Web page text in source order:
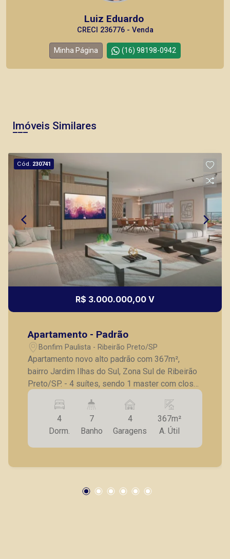
Luiz Eduardo
CRECI 236776 - Venda
Minha Página (16) 98198-0942
Imóveis Similares
Cód. 230741
R$ 3.000.000,00 V
Apartamento - Padrão
Bonfim Paulista - Ribeirão Preto/SP
Apartamento novo alto padrão com 367m²,
bairro Jardim Ilhas do Sul, Zona Sul de Ribeirão
Preto/SP. - 4 suítes, sendo 1 master com closet
e banheiro Sr e Sra; - Sala ampla para 3
ambientes; - Sala de almoço; - Hall privativo; -
Lavabo; - Varanda gourmet; - Cozinha; -
Lavanderia; - Quarto e banheiro de serviço; -
Laje técnica; - 4 vagas de garagem. O encontro
paisagismo inspirador. Localizado no bairro
4
Dorm.
7
Banho
4
Garagens
367m²
A. Útil